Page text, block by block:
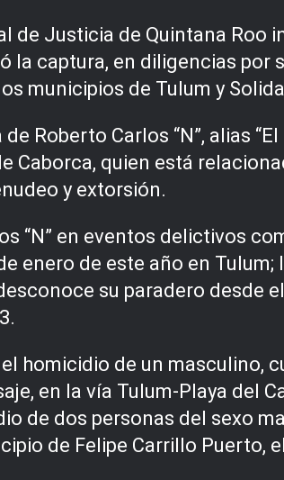
de Justicia de Quintana Roo
la captura, en diligencias
municipios de Tulum y
Roberto Carlos “N”, alias
Caborca, quien está
y extorsión.
“N” en eventos delictivos
enero de este año en
su paradero desde
homicidio de un masculino,
en la vía Tulum-Playa del
de dos personas del sexo
de Felipe Carrillo Puerto,